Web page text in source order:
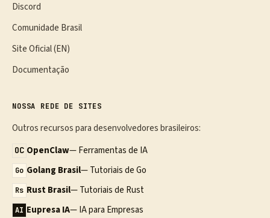
Discord
Comunidade Brasil
Site Oficial (EN)
Documentação
NOSSA REDE DE SITES
Outros recursos para desenvolvedores brasileiros:
OC OpenClaw— Ferramentas de IA
Go Golang Brasil— Tutoriais de Go
Rs Rust Brasil— Tutoriais de Rust
AI Eupresa IA— IA para Empresas